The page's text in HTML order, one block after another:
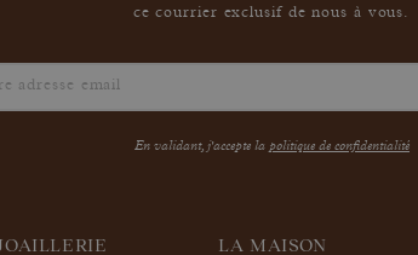
ce courrier exclusif de nous à vous.
En validant, j'accepte la politique de confidentialité
LA MAISON